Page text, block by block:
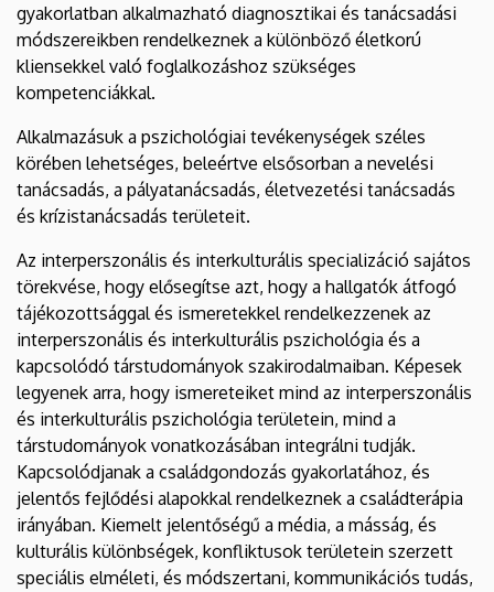
gyakorlatban alkalmazható diagnosztikai és tanácsadási
módszereikben rendelkeznek a különböző életkorú
kliensekkel való foglalkozáshoz szükséges
kompetenciákkal.
Alkalmazásuk a pszichológiai tevékenységek széles
körében lehetséges, beleértve elsősorban a nevelési
tanácsadás, a pályatanácsadás, életvezetési tanácsadás
és krízistanácsadás területeit.
Az interperszonális és interkulturális specializáció sajátos
törekvése, hogy elősegítse azt, hogy a hallgatók átfogó
tájékozottsággal és ismeretekkel rendelkezzenek az
interperszonális és interkulturális pszichológia és a
kapcsolódó társtudományok szakirodalmaiban. Képesek
legyenek arra, hogy ismereteiket mind az interperszonális
és interkulturális pszichológia területein, mind a
társtudományok vonatkozásában integrálni tudják.
Kapcsolódjanak a családgondozás gyakorlatához, és
jelentős fejlődési alapokkal rendelkeznek a családterápia
irányában. Kiemelt jelentőségű a média, a másság, és
kulturális különbségek, konfliktusok területein szerzett
speciális elméleti, és módszertani, kommunikációs tudás,